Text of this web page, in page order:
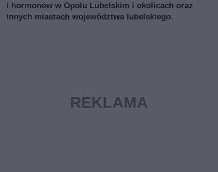
i hormonów w Opolu Lubelskim i okolicach oraz
innych miastach województwa lubelskiego.